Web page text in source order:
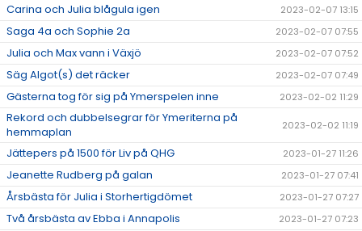
Carina och Julia blågula igen 2023-02-07 13:15
Saga 4a och Sophie 2a 2023-02-07 07:55
Julia och Max vann i Växjö 2023-02-07 07:52
Säg Algot(s) det räcker 2023-02-07 07:49
Gästerna tog för sig på Ymerspelen inne 2023-02-02 11:29
Rekord och dubbelsegrar för Ymeriterna på
hemmaplan
2023-02-02 11:19
Jättepers på 1500 för Liv på QHG 2023-01-27 11:26
Jeanette Rudberg på galan 2023-01-27 07:41
Årsbästa för Julia i Storhertigdömet 2023-01-27 07:27
Två årsbästa av Ebba i Annapolis 2023-01-27 07:23